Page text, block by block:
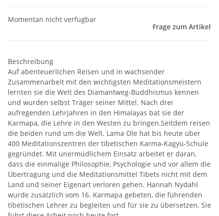
Momentan nicht verfügbar
Frage zum Artikel
Beschreibung
Auf abenteuerlichen Reisen und in wachsender
Zusammenarbeit mit den wichtigsten Meditationsmeistern
lernten sie die Welt des Diamantweg-Buddhismus kennen
und wurden selbst Träger seiner Mittel. Nach drei
aufregenden Lehrjahren in den Himalayas bat sie der
Karmapa, die Lehre in den Westen zu bringen.Seitdem reisen
die beiden rund um die Welt. Lama Ole hat bis heute über
400 Meditationszentren der tibetischen Karma-Kagyü-Schule
gegründet. Mit unermüdlichem Einsatz arbeitet er daran,
dass die einmalige Philosophie, Psychologie und vor allem die
Übertragung und die Meditationsmittel Tibets nicht mit dem
Land und seiner Eigenart verloren gehen. Hannah Nydahl
wurde zusätzlich vom 16. Karmapa gebeten, die führenden
tibetischen Lehrer zu begleiten und für sie zu übersetzen. Sie